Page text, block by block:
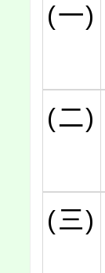
(一)
(二)
(三)